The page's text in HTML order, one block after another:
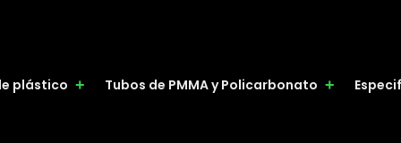
plástico Tubos de PMMA y Policarbonato